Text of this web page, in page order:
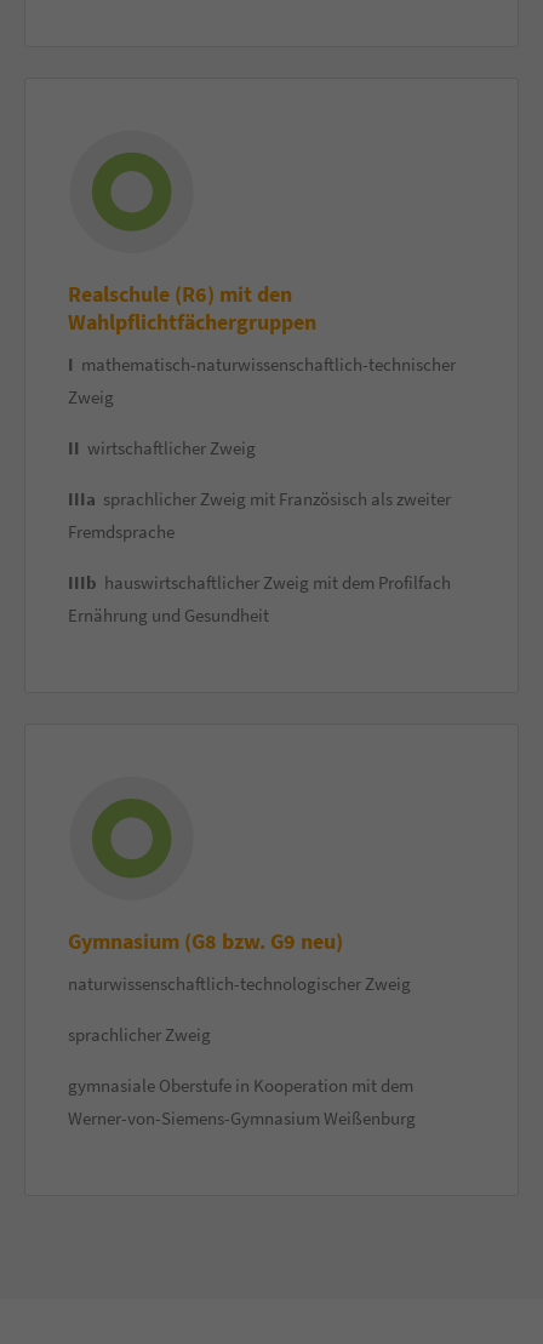
Realschule (R6) mit den
Wahlpflichtfächergruppen
I mathematisch-naturwissenschaftlich-technischer
Zweig
IIwirtschaftlicher Zweig
IIIa sprachlicher Zweig mit Französisch als zweiter
Fremdsprache
IIIb hauswirtschaftlicher Zweig mit dem Profilfach
Ernährung und Gesundheit
Gymnasium (G8 bzw. G9 neu)
naturwissenschaftlich-technologischer Zweig
sprachlicher Zweig
gymnasiale Oberstufe in Kooperation mit dem
Werner-von-Siemens-Gymnasium Weißenburg